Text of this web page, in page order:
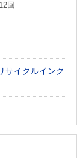
回
サイクルインク